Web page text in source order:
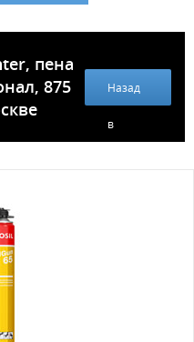
пена
875
Назад
в